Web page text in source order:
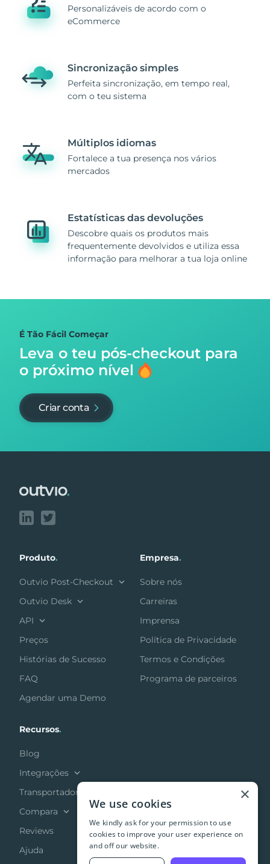
Personalizáveis de acordo com o
eCommerce
Sincronização simples
Perfeita sincronização, em tempo real,
com o teu sistema
Múltiplos idiomas
Fortalece a tua presença nos vários
mercados
Estatísticas das devoluções
Descobre quais os produtos mais
frequentemente devolvidos e utiliza essa
informação para melhorar a tua loja online
É Tão Fácil Começar
Leva o teu pós-checkout para
o próximo nível
Criar conta
Produto.
Outvio Post-Checkout
Outvio Desk
API
Preços
Histórias de Sucesso
FAQ
Agendar uma Demo
Empresa.
Sobre nós
Carreiras
Imprensa
Política de Privacidade
Termos e Condições
Programa de parceiros
Recursos.
Blog
Integrações
Transportadoras
Compara
Reviews
Ajuda
×
We use cookies
We kindly ask for your permission to use
cookies to improve your user experience on
and off our website.